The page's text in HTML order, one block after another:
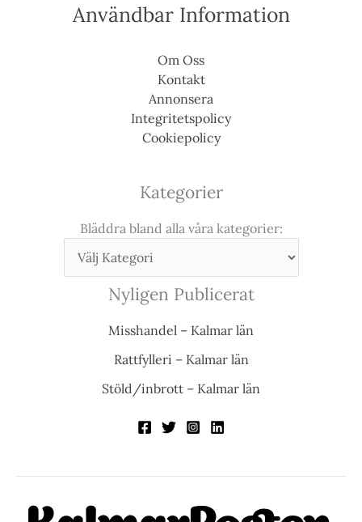
Användbar Information
Om Oss
Kontakt
Annonsera
Integritetspolicy
Cookiepolicy
Kategorier
Bläddra bland alla våra kategorier:
Nyligen Publicerat
Misshandel – Kalmar län
Rattfylleri – Kalmar län
Stöld/inbrott – Kalmar län